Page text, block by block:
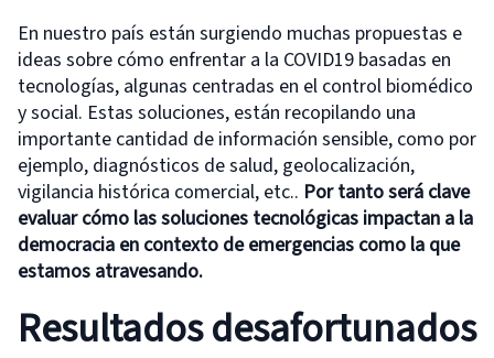
En nuestro país están surgiendo muchas propuestas e
ideas sobre cómo enfrentar a la COVID19 basadas en
tecnologías, algunas centradas en el control biomédico
y social. Estas soluciones, están recopilando una
importante cantidad de información sensible, como por
ejemplo, diagnósticos de salud, geolocalización,
vigilancia histórica comercial, etc.. Por tanto será clave
evaluar cómo las soluciones tecnológicas impactan a la
democracia en contexto de emergencias como la que
estamos atravesando.
Resultados desafortunados